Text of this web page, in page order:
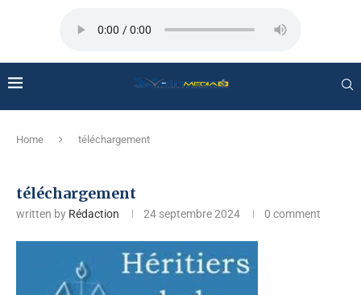
Home téléchargement
téléchargement
written by Rédaction 24 septembre 2024 0 comment